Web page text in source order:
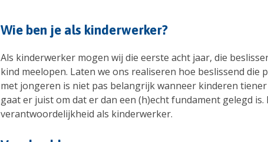
Wie ben je als kinderwerker?
Als kinderwerker mogen wij die eerste acht jaar, die
kind meelopen. Laten we ons realiseren hoe beslissend die
met jongeren is niet pas belangrijk wanneer kinderen
gaat er juist om dat er dan een (h)echt fundament gelegd is.
verantwoordelijkheid als kinderwerker.